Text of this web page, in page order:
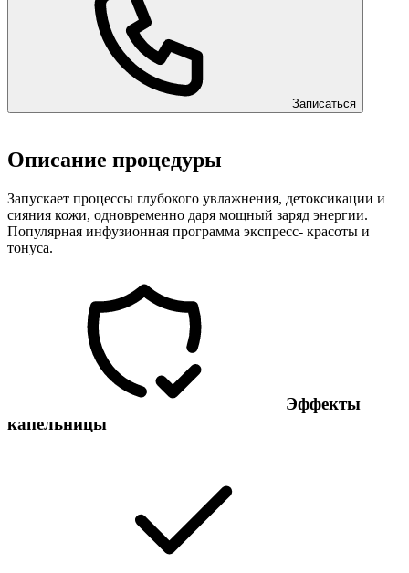
Записаться
Описание процедуры
Запускает процессы глубокого увлажнения, детоксикации и
сияния кожи, одновременно даря мощный заряд энергии.
Популярная инфузионная программа экспресс- красоты и
тонуса.
Эффекты
капельницы